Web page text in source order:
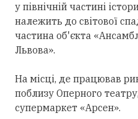
у північній частині
належить до світової
частина об'єкта
Львова».
На місці, де працював
поблизу Оперного
супермаркет «Арсен».